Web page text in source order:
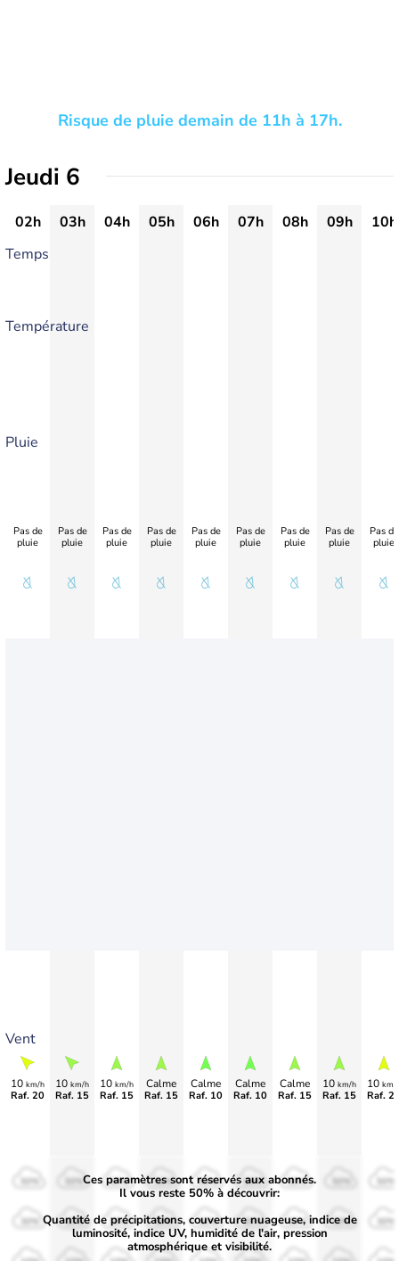
Risque de pluie demain de 11h à 17h.
Jeudi 6
02h 03h 04h 05h 06h 07h 08h 09h
10h
Temps
Température
Pluie
Vent
Pas de
pluie
10 km/h
Raf. 20
Pas de
pluie
10 km/h
Raf. 15
Pas de
pluie
10 km/h
Raf. 15
Pas de
pluie
Calme
Raf. 15
Pas de
pluie
Calme
Raf. 10
Pas de
pluie
Calme
Raf. 10
Pas de
pluie
Calme
Raf. 15
Pas de
pluie
10 km/h
Raf. 15
Pas de
pluie
10 km/
Raf.
50%
30%
50%
30%
50%
30%
50%
30%
50%
30%
50%
30%
50%
30% 30% 30%
Ces paramètres sont réservés aux abonnés.
Il vous reste 50% à découvrir:
Quantité de précipitations, couverture nuageuse, indice de
luminosité, indice UV, humidité de l'air, pression
atmosphérique et visibilité.